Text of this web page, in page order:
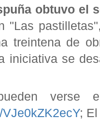
obtuvo el
"Las
treintena de
iniciativa se
verse
; El